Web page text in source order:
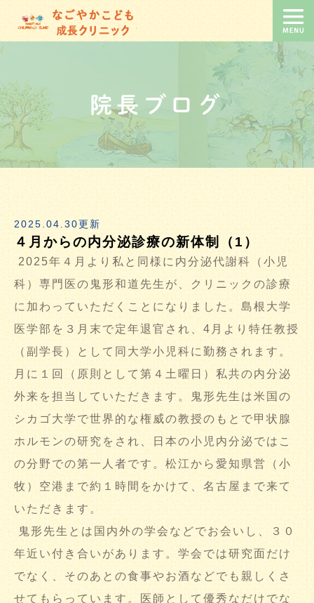
院長ブログ
2025.04.30更新
４月からの内分泌診療の新体制（1）
2025年４月より私と同様に内分泌代謝科（小児
科）専門医の鬼形和道先生が、クリニックの診療
に加わっていただくことになりました。島根大学
医学部を３月末で定年退官され、4月より特任教授
（副学長）として同大学小児科に勤務されます。
月に１回（原則として第４土曜日）私共の内分泌
外来を担当していただきます。鬼形先生は米国の
シカゴ大学で世界的な権威の教授のもとで甲状腺
ホルモンの研究をされ、日本の小児内分泌ではこ
の分野での第一人者です。松江から愛知県営（小
牧）空港まで約１時間をかけて、名古屋まで来て
いただきます。
鬼形先生とは国内外の学会などでお会いし、３０
年近い付き合いがあります。学会では研究面だけ
でなく、そのあとの食事やお酒などでも親しくさ
せてもらっています。医師として優秀なだけでな